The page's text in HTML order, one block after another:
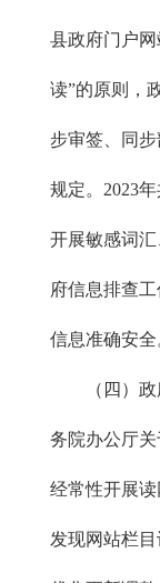
县政府门户
读”的原则，
步审签、同
规定。2023
开展敏感词
府信息排查
信息准确安全
（四）
务院办公厅关
经常性开展
发现网站栏